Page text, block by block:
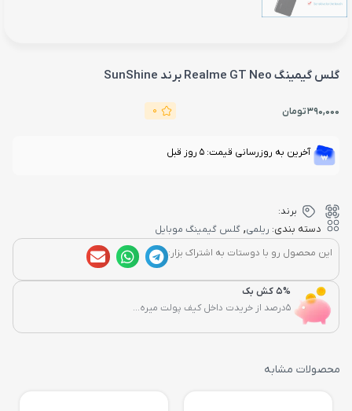
گلس گیمینگ Realme GT Neo برند SunShine
390,000تومان 0
آخرین به روزرسانی قیمت: 5 روز قبل
برند:
دسته بندی: ریلمی, گلس گیمینگ موبایل
این محصول رو با دوستات به اشتراک بزار:
5% کش بک
5درصد از خریدت داخل کیف پولت میره...
محصولات مشابه